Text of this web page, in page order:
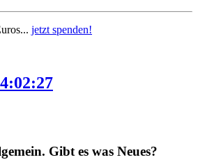
uros... jetzt spenden!
Gibt es was Neues?